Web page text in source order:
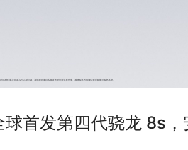
球首发第四代骁龙 8s